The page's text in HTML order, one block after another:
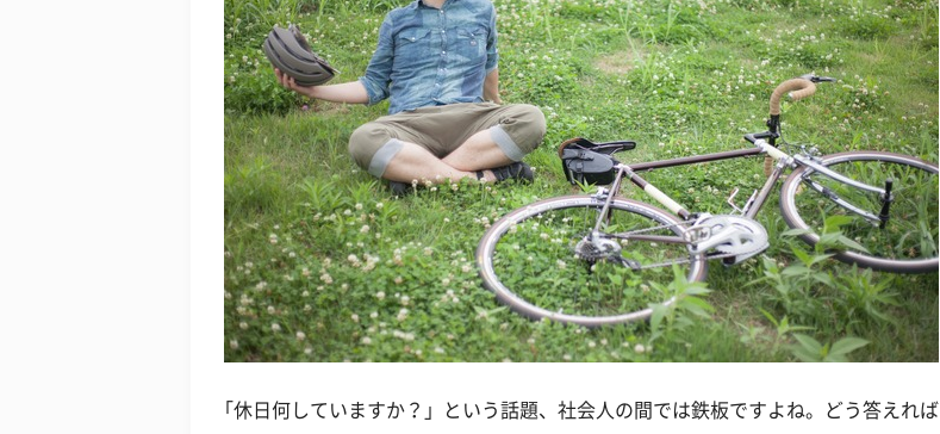
「休日何していますか？」という話題、社会人の間では鉄板ですよね。どう答えれば